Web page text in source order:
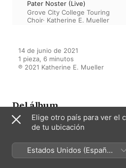
Pater Noster (Live)
Grove City College Touring
Choir· Katherine E. Mueller
14 de junio de 2021
1 pieza, 6 minutos
℗ 2021 Katherine E. Mueller
Del álbum
Choir 2020
Grove City
Elige otro país para ver el
de tu ubicación
Estados Unidos (Español
México)